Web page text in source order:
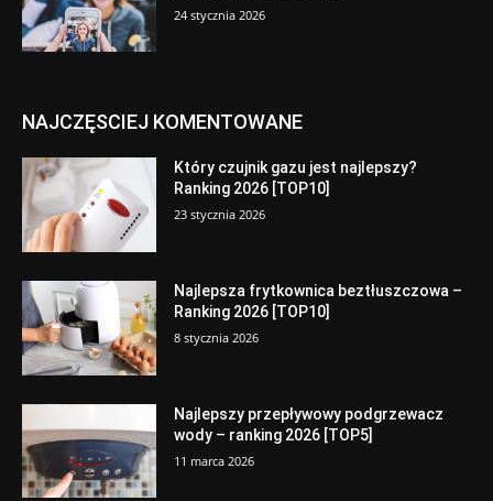
24 stycznia 2026
NAJCZĘSCIEJ KOMENTOWANE
Który czujnik gazu jest najlepszy?
Ranking 2026 [TOP10]
23 stycznia 2026
Najlepsza frytkownica beztłuszczowa –
Ranking 2026 [TOP10]
8 stycznia 2026
Najlepszy przepływowy podgrzewacz
wody – ranking 2026 [TOP5]
11 marca 2026